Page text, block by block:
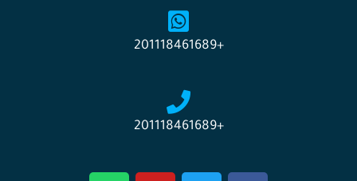
+201118461689
+201118461689